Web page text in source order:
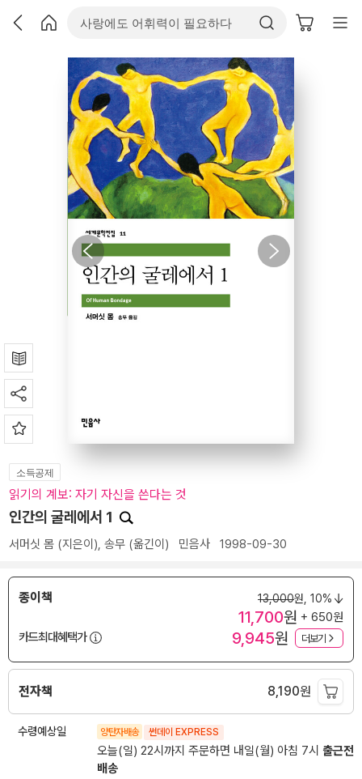
소득공제
읽기의 계보: 자기 자신을 쓴다는 것
인간의 굴레에서 1
서머싯 몸 (지은이), 송무 (옮긴이) 민음사 1998-09-30
종이책 13,000원, 10%
11,700원 + 650원
카드최대혜택가
9,945원 더보기
전자책 8,190원
수령예상일 양탄자배송 썬데이 EXPRESS
오늘(일) 22시까지 주문하면 내일(월) 아침 7시 출근전
배송